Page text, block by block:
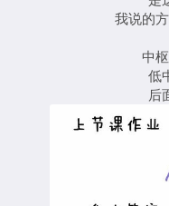
我说的
中
低
后